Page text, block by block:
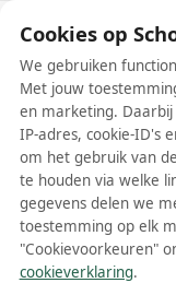
Think
Meer lezen
Cookies op
We gebruiken
Met jouw
en marketing. Daarbij
IP-adres, cookie-ID's
om het gebruik van
te houden via welke
gegevens delen we
toestemming op elk
"Cookievoorkeuren"
cookieverklaring.